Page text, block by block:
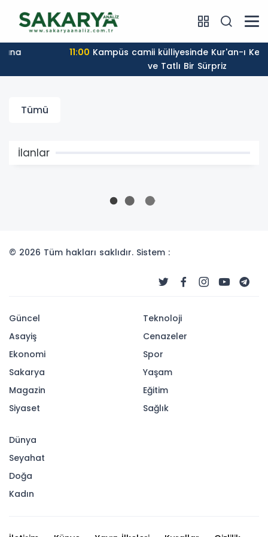
ve Tatlı Bir Sürpriz
Tümü
İlanlar
© 2026 Tüm hakları saklıdır. Sistem :
Güncel
Asayiş
Ekonomi
Sakarya
Magazin
Siyaset
Teknoloji
Cenazeler
Spor
Yaşam
Eğitim
Sağlık
Dünya
Seyahat
Doğa
Kadın